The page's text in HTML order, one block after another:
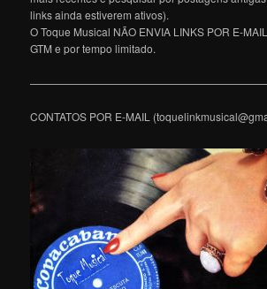
links ainda estiverem ativos).
O Toque Musical NÃO ENVIA LINKS POR E-
GTM e por tempo limitado.
CONTATOS POR E-MAIL